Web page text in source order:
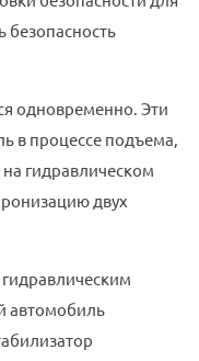
безопасность
одновременно. Эти
в процессе подъема,
гидравлическом
двух
автомобиль